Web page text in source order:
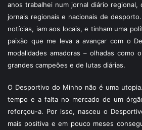
anos trabalhei num jornal diário
jornais regionais e nacionais de
notícias, iam aos locais, e tinham uma
paixão que me leva a avançar com o
modalidades amadoras – olhadas
grandes campeões e de lutas diárias.
O Desportivo do Minho não é uma
tempo e a falta no mercado de um
reforçou-a. Por isso, nasceu o
mais positiva e em pouco meses